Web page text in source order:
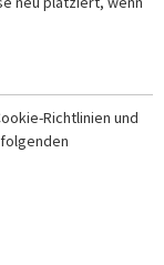
Richtlinien und